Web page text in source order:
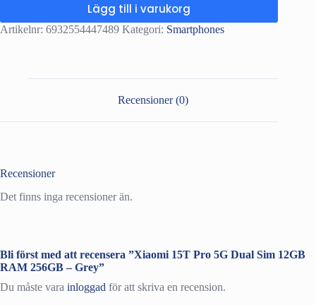
Lägg till i varukorg
Artikelnr: 6932554447489 Kategori: Smartphones
Recensioner (0)
Recensioner
Det finns inga recensioner än.
Bli först med att recensera ”Xiaomi 15T Pro 5G Dual Sim 12GB
RAM 256GB – Grey”
Du måste vara inloggad för att skriva en recension.